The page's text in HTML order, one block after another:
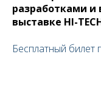
разработками
выставке HI-
Бесплатный билет